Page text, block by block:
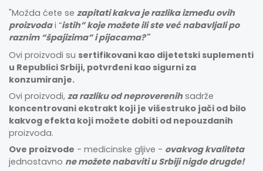
"Možda ćete se zapitati kakva je razlika između ovih
proizvodai “istih” koje možete ili ste već nabavljali po
raznim “špajizima” i pijacama?"
Ovi proizvodi su sertifikovani kao dijetetski suplementi
u Republici Srbiji, potvrđeni kao sigurni za
konzumiranje.
Ovi proizvodi, za razliku od neproverenih sadrže
koncentrovani ekstrakt koji je višestruko jači od bilo
kakvog efekta koji možete dobiti od nepouzdanih
proizvoda.
Ove proizvode - medicinske gljive - ovakvog kvaliteta
jednostavno ne možete nabaviti u Srbiji nigde drugde!